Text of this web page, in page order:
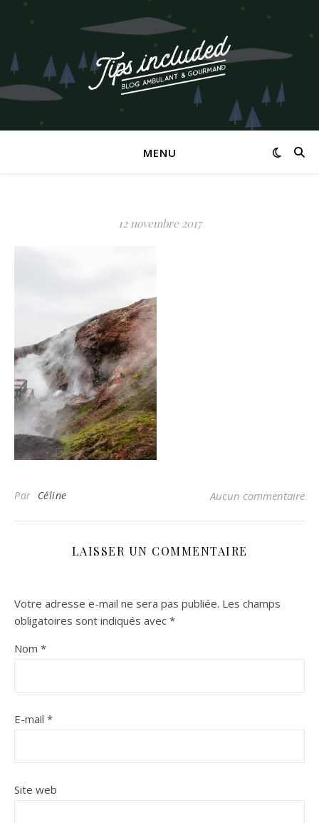
MENU
12 novembre 2017
Par Céline Aucun commentaire
LAISSER UN COMMENTAIRE
Votre adresse e-mail ne sera pas publiée. Les champs
obligatoires sont indiqués avec *
Nom *
E-mail *
Site web